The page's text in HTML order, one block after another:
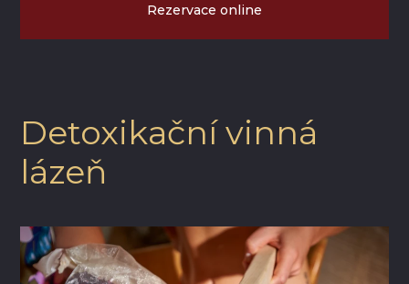
Rezervace online
Detoxikační vinná
lázeň